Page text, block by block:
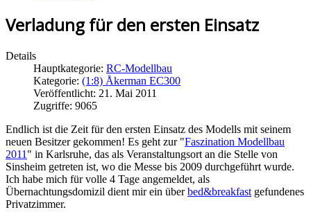
Verladung für den ersten Einsatz
Details
Hauptkategorie: RC-Modellbau
Kategorie: (1:8) Åkerman EC300
Veröffentlicht: 21. Mai 2011
Zugriffe: 9065
Endlich ist die Zeit für den ersten Einsatz des Modells mit seinem
neuen Besitzer gekommen! Es geht zur "Faszination Modellbau
2011 " in Karlsruhe, das als Veranstaltungsort an die Stelle von
Sinsheim getreten ist, wo die Messe bis 2009 durchgeführt wurde.
Ich habe mich für volle 4 Tage angemeldet, als
Übernachtungsdomizil dient mir ein überbed&breakfast gefundenes
Privatzimmer.